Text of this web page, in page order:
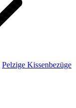
Pelzige Kissenbezüge